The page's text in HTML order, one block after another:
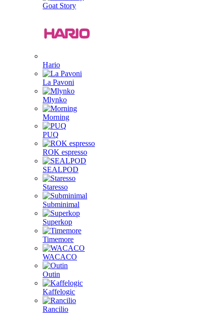
Goat Story
Hario
La Pavoni
Mlynko
Morning
PUQ
ROK espresso
SEALPOD
Staresso
Subminimal
Superkop
Timemore
WACACO
Outin
Kaffelogic
Rancilio